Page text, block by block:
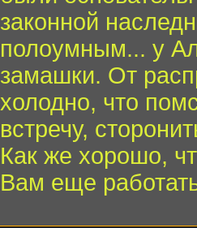
законной
полоумным... у
замашки. От
холодно, что
встречу,
Как же хорошо,
Вам еще